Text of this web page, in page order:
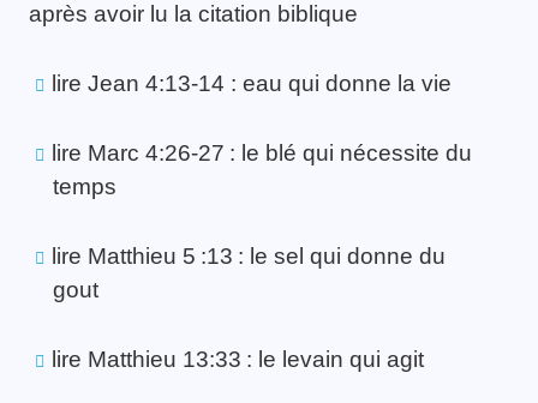
après avoir lu la citation biblique
lire Jean 4:13-14 : eau qui donne la vie
lire Marc 4:26-27 : le blé qui nécessite du
temps
lire Matthieu 5 :13 : le sel qui donne du
gout
lire Matthieu 13:33 : le levain qui agit